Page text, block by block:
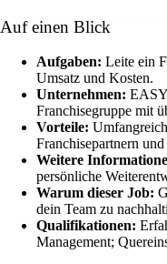
Auf einen Blick
Aufgaben: Leite ein
Umsatz und Kosten.
Unternehmen:
Franchisegruppe mit
Vorteile:
Franchisepartnern
Weitere
persönliche
Warum dieser Job:
dein Team zu
Qualifikationen:
Management;